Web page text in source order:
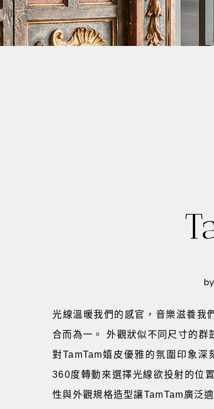
光線溫暖我們的感官，音樂滋養我
合而為一。 外觀狀似不同尺寸的群
對TamTam嬉皮優雅的氛圍印象
360度轉動來選擇光線欲投射的位
性與外觀規格造型讓TamTam廣泛